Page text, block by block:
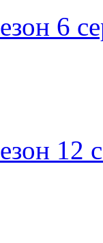
6
12